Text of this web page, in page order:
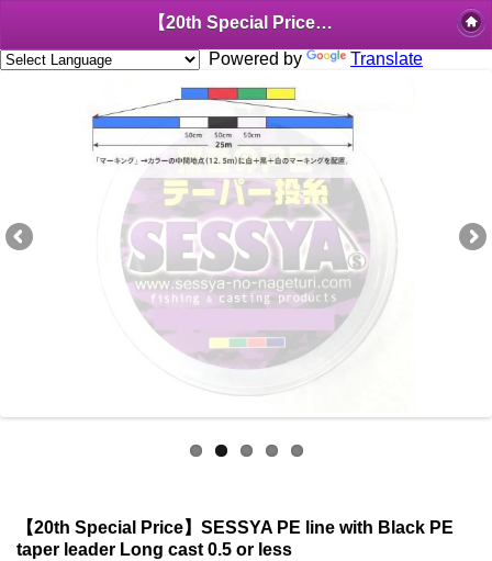
【20th Special Price】SESSYA PE line with Black PE taper leader Long cast 0.5 or less
Powered by
Translate
【20th Special Price】SESSYA PE line with Black PE
taper leader Long cast 0.5 or less